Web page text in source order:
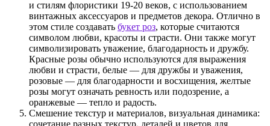
и стилям флористики 19-20 веков, с использованием
винтажных аксессуаров и предметов декора. Отлично в
этом стиле создавать букет роз, которые считаются
символом любви, красоты и страсти. Они также могут
символизировать уважение, благодарность и дружбу.
Красные розы обычно используются для выражения
любви и страсти, белые — для дружбы и уважения,
розовые — для благодарности и восхищения, желтые
розы могут означать ревность или подозрение, а
оранжевые — тепло и радость.
Смешение текстур и материалов, визуальная динамика:
сочетание разных текстур, деталей и цветов для